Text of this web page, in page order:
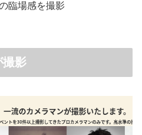
臨場感を撮影
撮影